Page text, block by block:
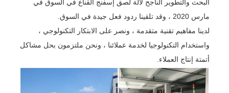
البحث والتطوير الناجح لآلة لصق إسفنج القناع في السوق في
مارس 2020 ، وقد تلقينا ردود فعل جيدة في السوق.
لدينا مفاهيم تقنية متقدمة ، ونصر على الابتكار التكنولوجي ،
واستخدام التكنولوجيا لخدمة عملائنا ، ونحن ملتزمون بحل مشاكل
أتمتة إنتاج العملاء.